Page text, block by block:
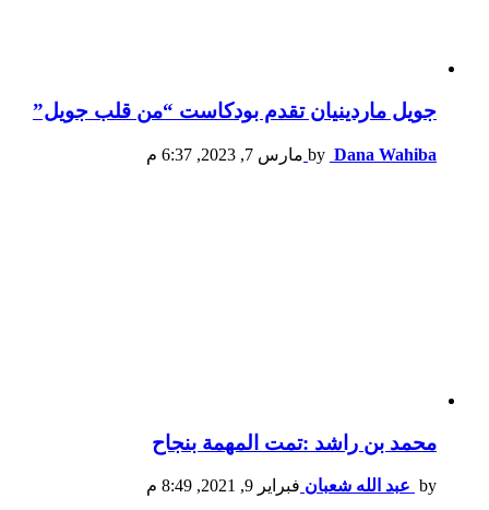
جويل ماردينيان تقدم بودكاست “من قلب جويل”
by Dana Wahiba مارس 7, 2023, 6:37 م
محمد بن راشد :تمت المهمة بنجاح
by عبد الله شعبان فبراير 9, 2021, 8:49 م